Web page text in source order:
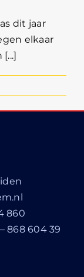
dit jaar
elkaar
860
868 604 39